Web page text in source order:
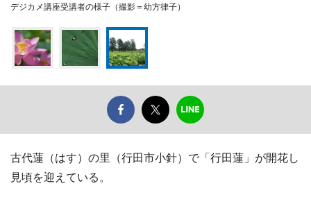
デジカメ講座受講者の様子（撮影＝幼方律子）
古代蓮（はす）の里（行田市小針）で「行田蓮」が開花し
見頃を迎えている。